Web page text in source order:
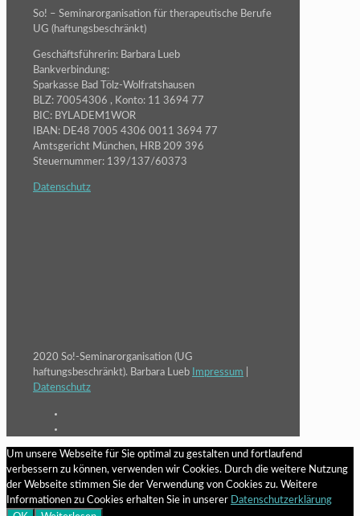
So! – Seminarorganisation für therapeutische Berufe
UG (haftungsbeschränkt)
Geschäftsführerin: Barbara Lueb
Bankverbindung:
Sparkasse Bad Tölz-Wolfratshausen
BLZ: 70054306 , Konto: 11 3694 77
BIC: BYLADEM1WOR
IBAN: DE48 7005 4306 0011 3694 77
Amtsgericht München, HRB 209 396
Steuernummer: 139/137/60373
Datenschutz
2020 So!-Seminarorganisation (UG
haftungsbeschränkt). Barbara Lueb
Impressum
Datenschutz
Um unsere Webseite für Sie optimal zu gestalten und fortlaufend
verbessern zu können, verwenden wir Cookies. Durch die weitere Nutzung
der Webseite stimmen Sie der Verwendung von Cookies zu. Weitere
Informationen zu Cookies erhalten Sie in unserer Datenschutzerklärung